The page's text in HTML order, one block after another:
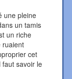
une pleine
un tamis
un riche
ruaient
cet
faut savoir le